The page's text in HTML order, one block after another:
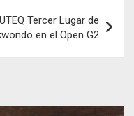
Tercer Lugar de
en el Open G2